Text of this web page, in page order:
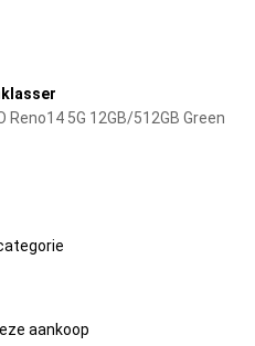
5G 12GB/512GB Green
aankoop